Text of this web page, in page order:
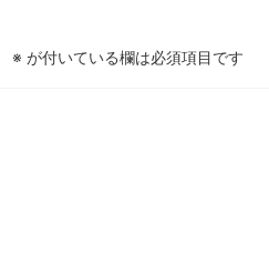
※ が付いている欄は必須項目です